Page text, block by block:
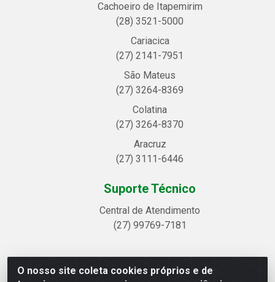
O nosso site coleta cookies próprios e de
Cachoeiro de Itapemirim
(28) 3521-5000
Cariacica
(27) 2141-7951
São Mateus
(27) 3264-8369
Colatina
(27) 3264-8370
Aracruz
(27) 3111-6446
Suporte Técnico
Central de Atendimento
(27) 99769-7181
Linhavix Distribuidora LTDA - Avenida Alegre, 2521 -